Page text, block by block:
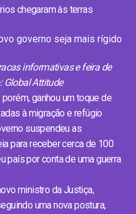
chegaram às terras
informativas e feira de
Global Attitude
ganhou um toque de
à migração e refúgio
suspendeu as
para receber cerca de 100
país por conta de uma guerra
ministro da Justiça,
uma nova postura,